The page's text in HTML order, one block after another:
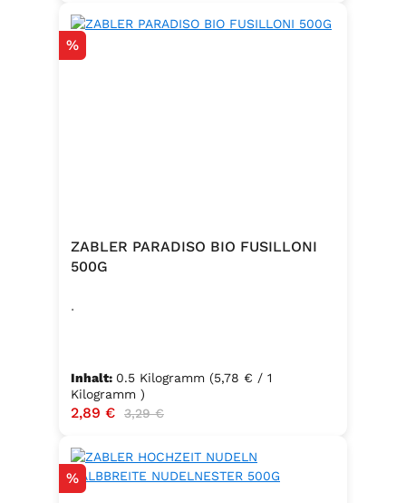
Rabatt
%
ZABLER PARADISO BIO FUSILLONI
500G
.
Inhalt: 0.5 Kilogramm (5,78 € / 1
Kilogramm )
Verkaufspreis:
2,89 € Regulärer Preis:
3,29 €
Rabatt
%